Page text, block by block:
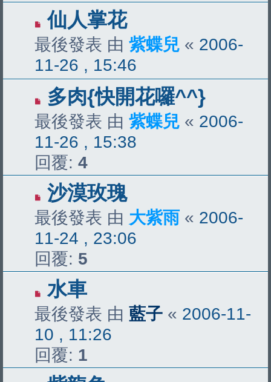
仙人掌花
最後發表 由 紫蝶兒 « 2006-
11-26 , 15:46
多肉{快開花囉^^}
最後發表 由 紫蝶兒 « 2006-
11-26 , 15:38
回覆: 4
沙漠玫瑰
最後發表 由 大紫雨 « 2006-
11-24 , 23:06
回覆: 5
水車
最後發表 由 藍子 « 2006-11-
10 , 11:26
回覆: 1